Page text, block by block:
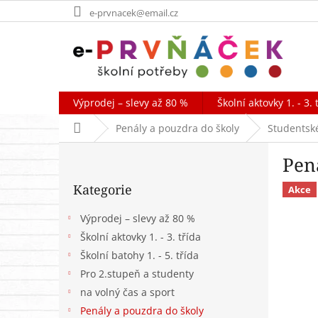
na
e-prvnacek@email.cz
Výprodej – slevy až 80 % Školní aktovky 1. - 3.
Domů Penály a pouzdra do školy
P
kategorie
Kategorie
Výprodej – slevy až 80 %
Školní aktovky 1. - 3. třída
Školní batohy 1. - 5. třída
Pro 2.stupeň a studenty
na volný čas a sport
Penály a pouzdra do školy
Akce